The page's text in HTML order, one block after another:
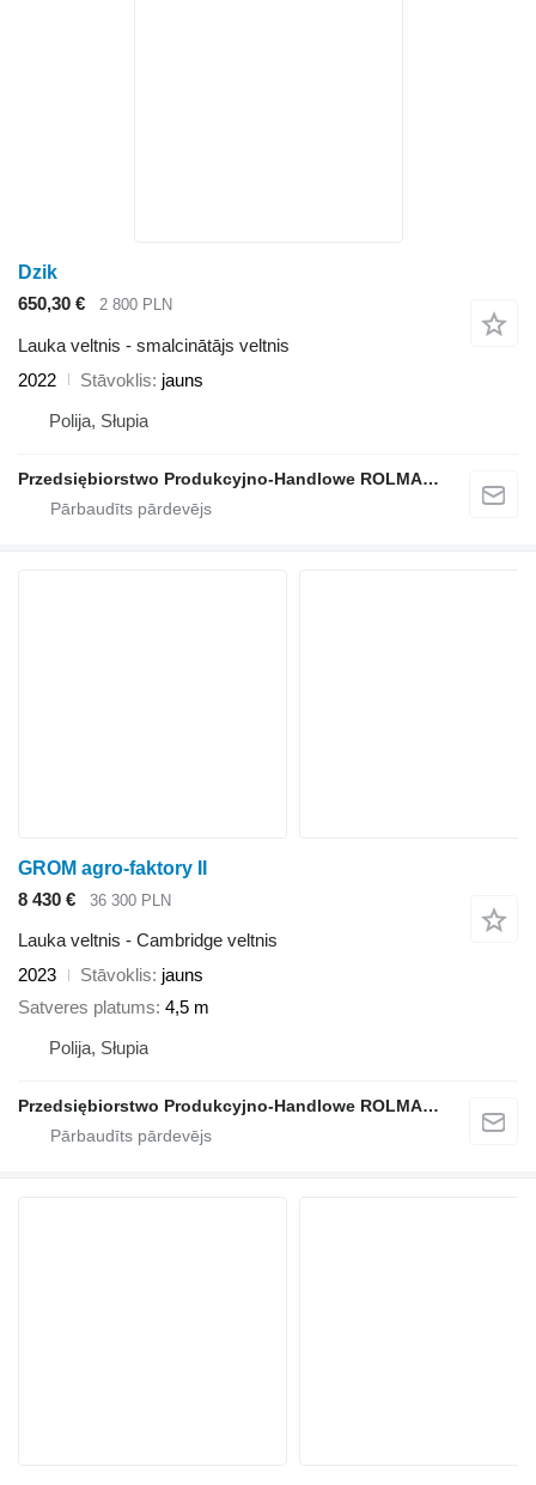
Dzik
650,30 €
2 800 PLN
Lauka veltnis - smalcinātājs veltnis
2022
Stāvoklis jauns
Polija, Słupia
Przedsiębiorstwo Produkcyjno-Handlowe ROLMAPOL Marcin Dziekan
GROM agro-faktory II
8 430 €
36 300 PLN
Lauka veltnis - Cambridge veltnis
2023
Stāvoklis jauns
Satveres platums 4,5 m
Polija, Słupia
Przedsiębiorstwo Produkcyjno-Handlowe ROLMAPOL Marcin Dziekan